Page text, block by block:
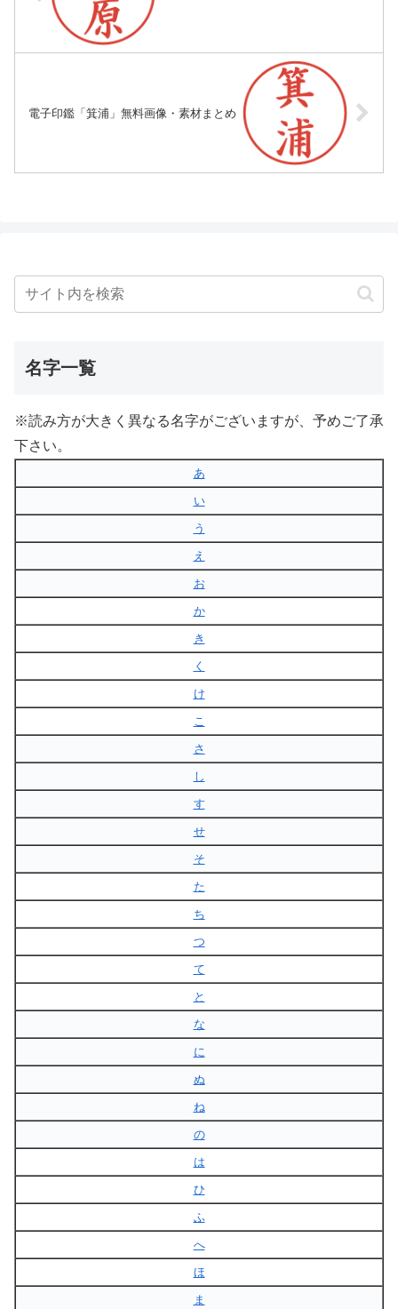
電子印鑑「箕浦」無料画像・素材まとめ
名字一覧
※読み方が大きく異なる名字がございますが、予めご了承
下さい。
あ
い
う
え
お
か
き
く
け
こ
さ
し
す
せ
そ
た
ち
つ
て
と
な
に
ぬ
ね
の
は
ひ
ふ
へ
ほ
ま